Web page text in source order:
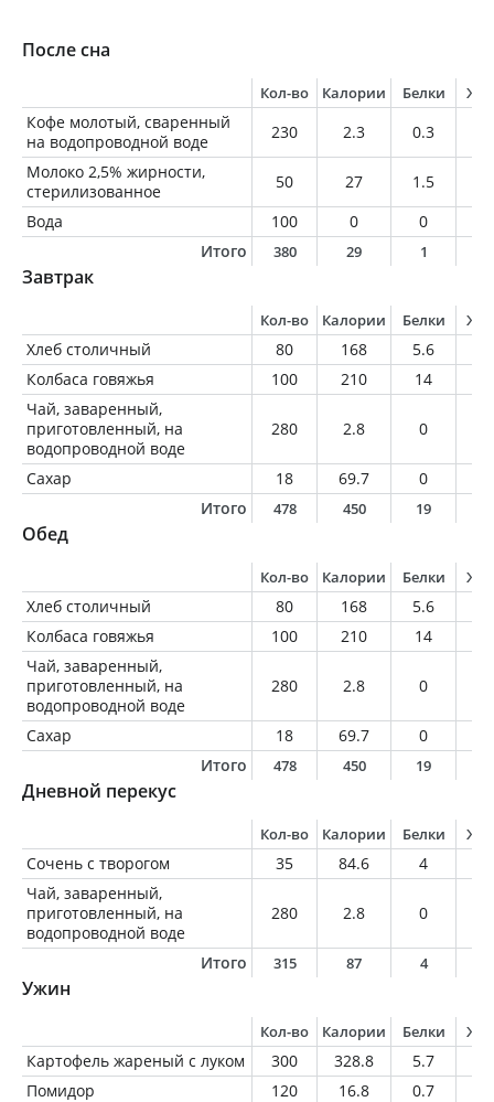
После сна
Кол-во Калории Белки
Кофе молотый, сваренный
на водопроводной воде
230 2.3 0.3
Молоко 2,5% жирности,
стерилизованное
50 27 1.5
Вода
100 0 0
Итого
380 29 1
Завтрак
Кол-во Калории Белки
Хлеб столичный 80 168 5.6
Колбаса говяжья
100 210 14
Чай, заваренный,
приготовленный, на
водопроводной воде
280 2.8 0
Сахар 18 69.7 0
Итого
478 450 19
Обед
Кол-во Калории Белки
Хлеб столичный 80 168 5.6
Колбаса говяжья
100 210 14
Чай, заваренный,
приготовленный, на
водопроводной воде
280 2.8 0
Сахар 18 69.7 0
Итого
478 450 19
Дневной перекус
Кол-во Калории Белки
Сочень с творогом 35 84.6 4
Чай, заваренный,
приготовленный, на
водопроводной воде
280 2.8 0
Итого 315 87 4
Ужин
Кол-во Калории Белки
Картофель жареный с луком 300 328.8 5.7
Помидор
120 16.8 0.7